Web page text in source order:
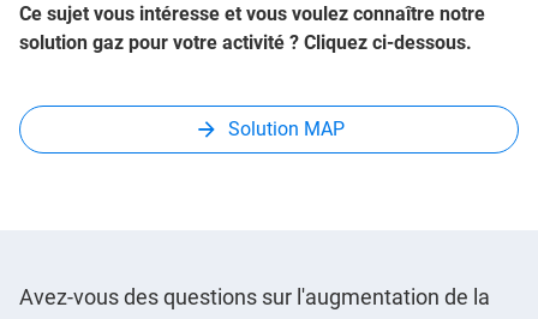
Ce sujet vous intéresse et vous voulez connaître notre
solution gaz pour votre activité ? Cliquez ci-dessous.
Solution MAP
Avez-vous des questions sur l'augmentation de la